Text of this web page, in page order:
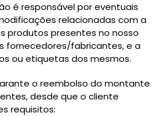
é responsável por eventuais
relacionadas com a
produtos presentes no nosso
fornecedores/fabricantes, e a
ou etiquetas dos mesmos.
o reembolso do montante
desde que o cliente
requisitos: